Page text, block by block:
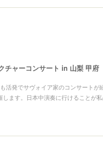
チャーコンサート in 山梨 甲府
活発でサヴォイア家のコンサートが
します。日本中演奏に行けることが